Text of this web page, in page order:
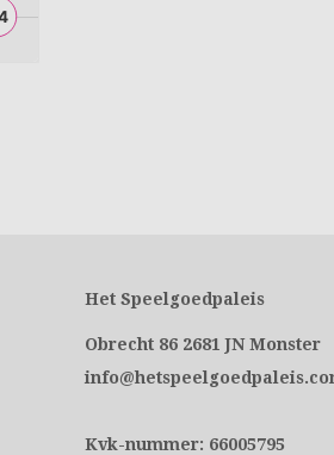
Het Speelgoedpaleis
Obrecht 86 2681 JN Monster
Kvk-nummer: 66005795